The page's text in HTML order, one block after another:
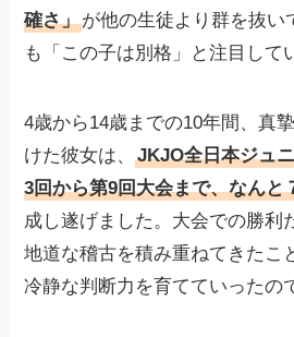
確さ」が他の生徒より群を抜い
も「この子は別格」と注目して
4歳から14歳までの10年間、真
けた彼女は、JKJO全日本ジュ
3回から第9回大会まで、なんと
成し遂げました。大会での勝利
地道な稽古を積み重ねてきたこ
冷静な判断力を育てていったの